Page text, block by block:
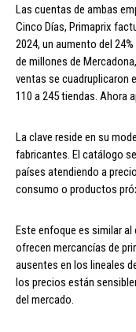
Las cuentas de ambas
Cinco Días, Primaprix
2024, un aumento del
de millones de
ventas se cuadruplicaron
110 a 245 tiendas. Ahora
La clave reside en su
fabricantes. El catálogo
países atendiendo a
consumo o productos
Este enfoque es similar
ofrecen mercancías de
ausentes en los lineales
los precios están
del mercado.